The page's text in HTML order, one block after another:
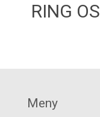
RING
Meny